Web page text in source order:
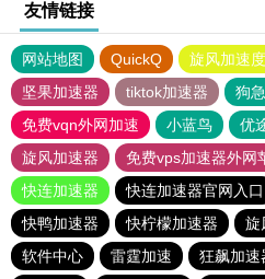
友情链接
网站地图 QuickQ 旋风加速
坚果加速器
tiktok加速器
狗
免费vqn外网加速
小蓝鸟 优
旋风加速器
免费vps加速器外网
快连加速器
快连加速器官网入口
快鸭加速器
快柠檬加速器 旋
软件中心
雷霆加速 狂飙加速